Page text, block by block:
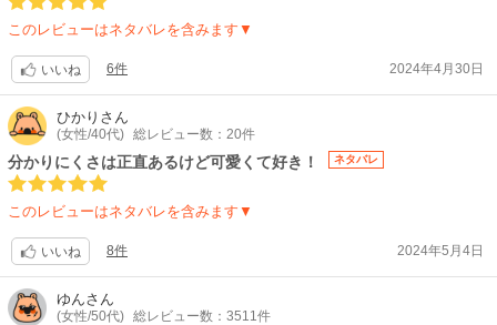
このレビューはネタバレを含みます▼
いいね 6件 2024年4月30日
ひかり さん
(女性/40代) 総レビュー数：20件
分かりにくさは正直あるけど可愛くて好き！ ネタバレ
このレビューはネタバレを含みます▼
いいね 8件 2024年5月4日
ゆんさん
(女性/50代) 総レビュー数：3511件